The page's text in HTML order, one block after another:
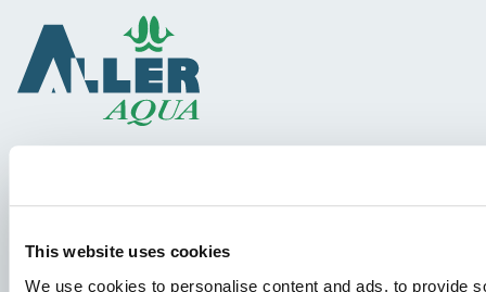
This website uses cookies
We use cookies to personalise content and ads, to provide